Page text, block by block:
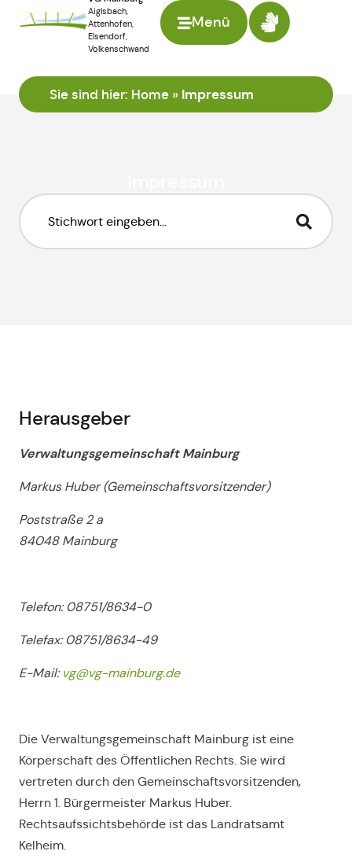
Menü
Aiglsbach,
Attenhofen,
Elsendorf,
Volkenschwand
Sie sind hier: Home » Impressum
Herausgeber
Verwaltungsgemeinschaft Mainburg
Markus Huber (Gemeinschaftsvorsitzender)
Poststraße 2 a
84048 Mainburg
Telefon: 08751/8634-0
Telefax: 08751/8634-49
E-Mail: vg@vg-mainburg.de
Die Verwaltungsgemeinschaft Mainburg ist eine
Körperschaft des Öffentlichen Rechts. Sie wird
vertreten durch den Gemeinschaftsvorsitzenden,
Herrn 1. Bürgermeister Markus Huber.
Rechtsaufssichtsbehörde ist das Landratsamt
Kelheim.